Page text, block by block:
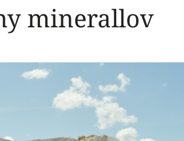
minerallov